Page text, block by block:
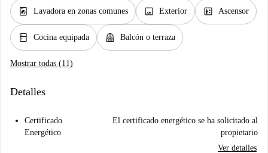
local_laundry_service Lavadora en zonas comunes image Exterior elevator Ascensor
kitchen Cocina equipada balcony Balcón o terraza
Mostrar todas (11)
Detalles
Certificado
Energético
El certificado energético se ha solicitado al
propietario
Ver detalles